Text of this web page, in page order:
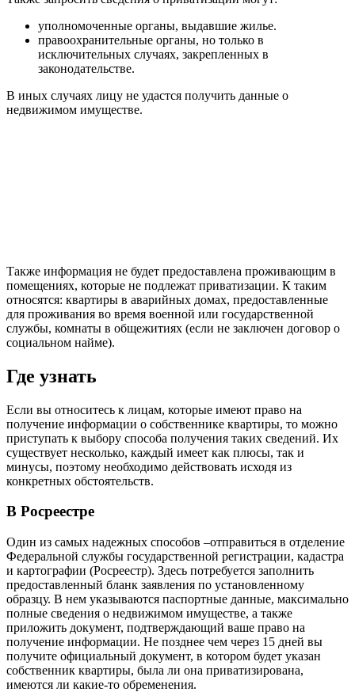
уполномоченные органы, выдавшие жилье.
правоохранительные органы, но только в
исключительных случаях, закрепленных в
законодательстве.
В иных случаях лицу не удастся получить данные о
недвижимом имуществе.
Также информация не будет предоставлена проживающим в
помещениях, которые не подлежат приватизации. К таким
относятся: квартиры в аварийных домах, предоставленные
для проживания во время военной или государственной
службы, комнаты в общежитиях (если не заключен договор о
социальном найме).
Где узнать
Если вы относитесь к лицам, которые имеют право на
получение информации о собственнике квартиры, то можно
приступать к выбору способа получения таких сведений. Их
существует несколько, каждый имеет как плюсы, так и
минусы, поэтому необходимо действовать исходя из
конкретных обстоятельств.
В Росреестре
Один из самых надежных способов –отправиться в отделение
Федеральной службы государственной регистрации, кадастра
и картографии (Росреестр). Здесь потребуется заполнить
предоставленный бланк заявления по установленному
образцу. В нем указываются паспортные данные, максимально
полные сведения о недвижимом имуществе, а также
приложить документ, подтверждающий ваше право на
получение информации. Не позднее чем через 15 дней вы
получите официальный документ, в котором будет указан
собственник квартиры, была ли она приватизирована,
имеются ли какие-то обременения.